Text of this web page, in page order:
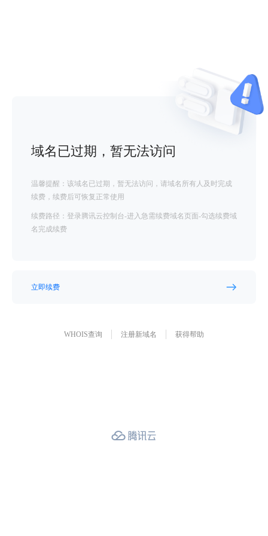
域名已过期，暂无法访问
温馨提醒：该域名已过期，暂无法访问，请域名所有人及时完成
续费，续费后可恢复正常使用
续费路径：登录腾讯云控制台-进入急需续费域名页面-勾选续费域
名完成续费
立即续费
WHOIS查询 注册新域名 获得帮助